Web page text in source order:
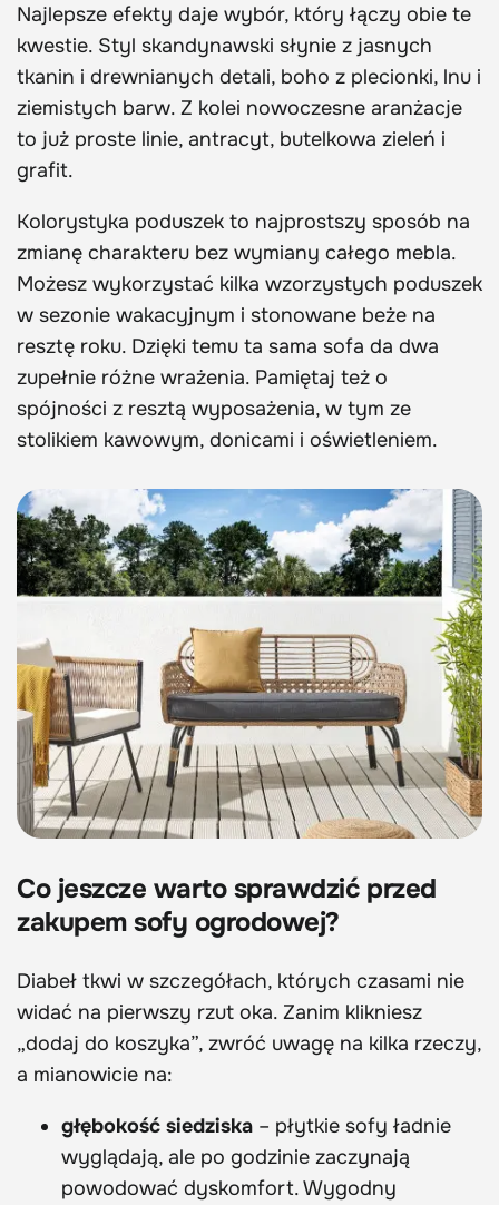
Najlepsze efekty daje wybór, który łączy obie te
kwestie. Styl skandynawski słynie z jasnych
tkanin i drewnianych detali, boho z plecionki, lnu i
ziemistych barw. Z kolei nowoczesne aranżacje
to już proste linie, antracyt, butelkowa zieleń i
grafit.
Kolorystyka poduszek to najprostszy sposób na
zmianę charakteru bez wymiany całego mebla.
Możesz wykorzystać kilka wzorzystych poduszek
w sezonie wakacyjnym i stonowane beże na
resztę roku. Dzięki temu ta sama sofa da dwa
zupełnie różne wrażenia. Pamiętaj też o
spójności z resztą wyposażenia, w tym ze
stolikiem kawowym, donicami i oświetleniem.
Co jeszcze warto sprawdzić przed
zakupem sofy ogrodowej?
Diabeł tkwi w szczegółach, których czasami nie
widać na pierwszy rzut oka. Zanim klikniesz
„dodaj do koszyka”, zwróć uwagę na kilka rzeczy,
a mianowicie na:
głębokość siedziska – płytkie sofy ładnie
wyglądają, ale po godzinie zaczynają
powodować dyskomfort. Wygodny